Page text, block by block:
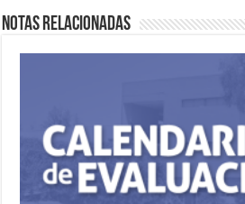
Notas Relacionadas